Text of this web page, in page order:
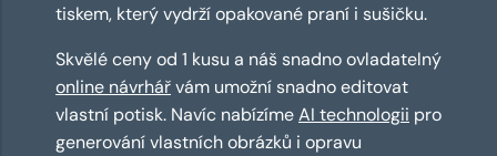
tiskem, který vydrží opakované praní i sušičku.
Skvělé ceny od 1 kusu a náš snadno ovladatelný
online návrhářvám umožní snadno editovat
vlastní potisk. Navíc nabízímeAI technologii pro
generování vlastních obrázků i opravu